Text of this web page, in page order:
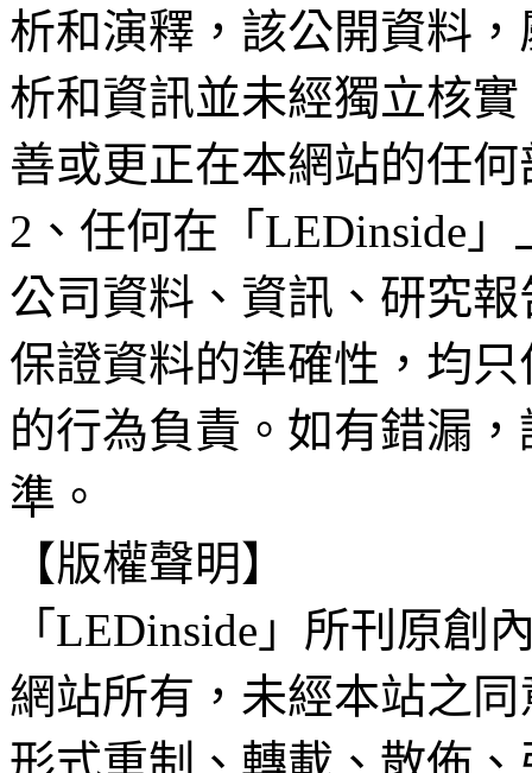
析和演釋，該公開資料
析和資訊並未經獨立核
善或更正在本網站的任
2、任何在「LEDinside
公司資料、資訊、研究
保證資料的準確性，均
的行為負責。如有錯漏
準。
【版權聲明】
「LEDinside」所刊原創
網站所有，未經本站之
形式重制、轉載、散佈